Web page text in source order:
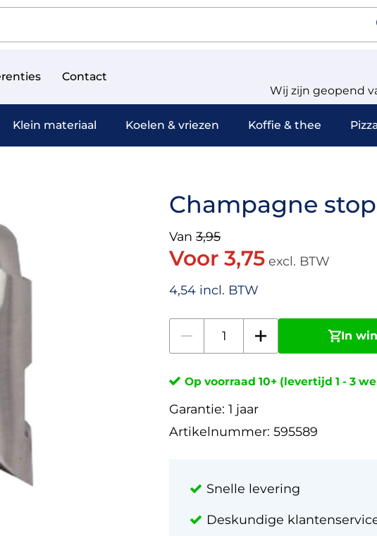
Contact
Wij zijn geopend
Klein materiaal Koelen & vriezen Koffie & thee Pizza
Champagne
Van 3,95
Voor 3,75 excl. BTW
4,54 incl. BTW
In
Op voorraad 10+ (levertijd 1 - 3
Garantie: 1 jaar
Artikelnummer: 595589
Snelle levering
Deskundige